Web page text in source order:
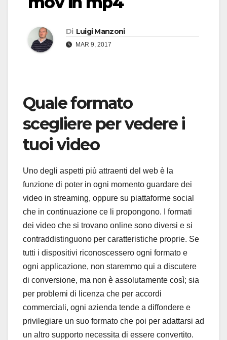
Di Luigi Manzoni
MAR 9, 2017
Quale formato
scegliere per vedere i
tuoi video
Uno degli aspetti più attraenti del web è la
funzione di poter in ogni momento guardare dei
video in streaming, oppure su piattaforme social
che in continuazione ce li propongono. I formati
dei video che si trovano online sono diversi e si
contraddistinguono per caratteristiche proprie. Se
tutti i dispositivi riconoscessero ogni formato e
ogni applicazione, non staremmo qui a discutere
di conversione, ma non è assolutamente così; sia
per problemi di licenza che per accordi
commerciali, ogni azienda tende a diffondere e
privilegiare un suo formato che poi per adattarsi ad
un altro supporto necessita di essere convertito.